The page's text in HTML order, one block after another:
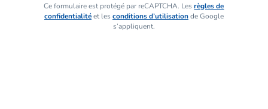
Ce formulaire est protégé par reCAPTCHA. Lesrègles de
confidentialitéet les conditions d’utilisationde Google
s’appliquent.